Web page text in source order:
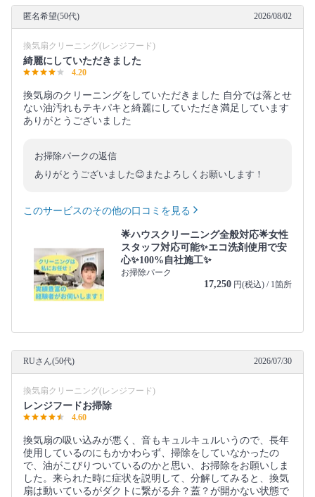
匿名希望(50代) 2026/08/02
換気扇クリーニング(レンジフード)
綺麗にしていただきました
4.20
換気扇のクリーニングをしていただきました 自分では落とせ
ない油汚れもテキパキと綺麗にしていただき満足しています
ありがとうございました
お掃除パークの返信
ありがとうございました😊またよろしくお願いします！
このサービスのその他の口コミを見る
🌟ハウスクリーニング全般対応🌟女性
スタッフ対応可能✨エコ洗剤使用で安
心✨100%自社施工✨
お掃除パーク
17,250 円(税込) / 1箇所
RUさん(50代) 2026/07/30
換気扇クリーニング(レンジフード)
レンジフードお掃除
4.60
換気扇の吸い込みが悪く、音もキュルキュルいうので、長年
使用しているのにもかかわらず、掃除をしていなかったの
で、油がこびりついているのかと思い、お掃除をお願いしま
した。来られた時に症状を説明して、分解してみると、換気
扇は動いているがダクトに繋がる弁？蓋？が開かない状態で